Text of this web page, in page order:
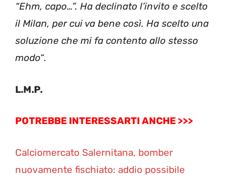
“Ehm, capo…”. Ha declinato l’invito e scelto
il Milan, per cui va bene così. Ha scelto una
soluzione che mi fa contento allo stesso
modo“.
L.M.P.
POTREBBE INTERESSARTI ANCHE >>>
Calciomercato Salernitana, bomber
nuovamente fischiato: addio possibile